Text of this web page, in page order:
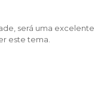
será uma excelente
este tema.